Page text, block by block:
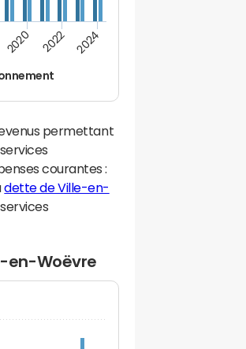
2020 2022 2024
permettant
courantes :
dette de Ville-en-
en-Woëvre